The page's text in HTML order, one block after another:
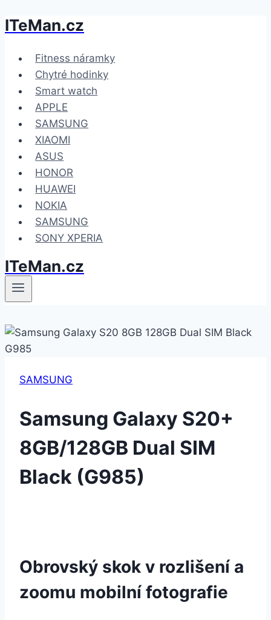
Přeskočit
obsah
ITeMan.cz
Fitness náramky
Chytré hodinky
Smart watch
APPLE
SAMSUNG
XIAOMI
ASUS
HONOR
HUAWEI
NOKIA
SAMSUNG
SONY XPERIA
ITeMan.cz
SAMSUNG
Samsung Galaxy S20+
8GB/128GB Dual SIM
Black (G985)
Obrovský skok v rozlišení a
zoomu mobilní fotografie